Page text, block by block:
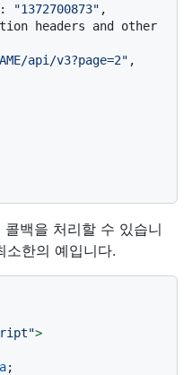
: "1372700873" ,
headers and other
api/v3?page=2" ,
백을 처리할 수 있습니
소한의 예입니다.
>
;